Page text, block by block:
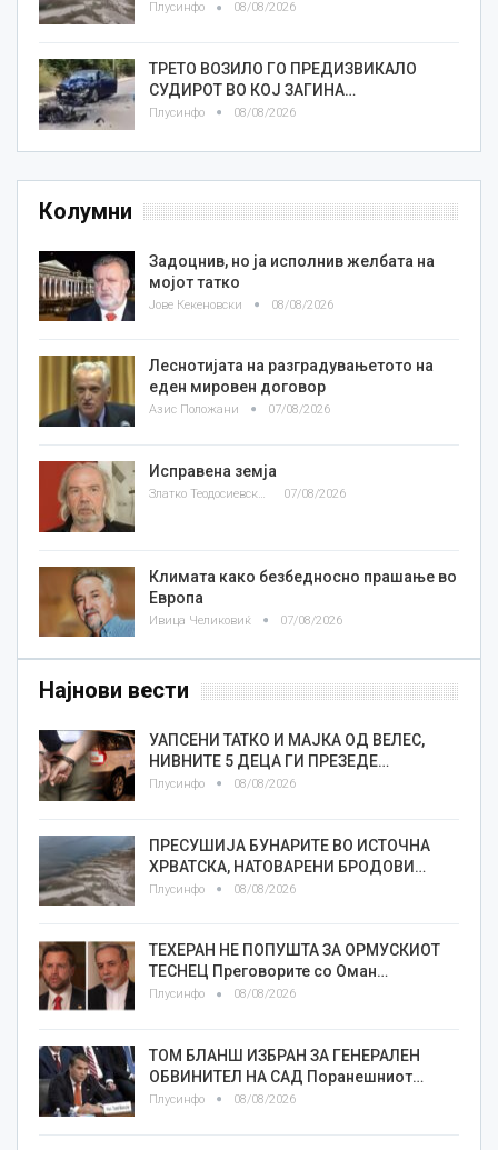
Плусинфо 08/08/2026
ТРЕТО ВОЗИЛО ГО ПРЕДИЗВИКАЛО
СУДИРОТ ВО КОЈ ЗАГИНА…
Плусинфо 08/08/2026
Колумни
Задоцнив, но ја исполнив желбата на
мојот татко
Јове Кекеновски 08/08/2026
Леснотијата на разградувањетото на
еден мировен договор
Азис Положани 07/08/2026
Исправена земја
Златко Теодосиевски 07/08/2026
Климата како безбедносно прашање во
Европа
Ивица Челиковиќ 07/08/2026
Најнови вести
УАПСЕНИ ТАТКО И МАЈКА ОД ВЕЛЕС,
НИВНИТЕ 5 ДЕЦА ГИ ПРЕЗЕДЕ…
Плусинфо 08/08/2026
ПРЕСУШИЈА БУНАРИТЕ ВО ИСТОЧНА
ХРВАТСКА, НАТОВАРЕНИ БРОДОВИ…
Плусинфо 08/08/2026
ТЕХЕРАН НЕ ПОПУШТА ЗА ОРМУСКИОТ
ТЕСНЕЦ Преговорите со Оман…
Плусинфо 08/08/2026
ТОМ БЛАНШ ИЗБРАН ЗА ГЕНЕРАЛЕН
ОБВИНИТЕЛ НА САД Поранешниот…
Плусинфо 08/08/2026